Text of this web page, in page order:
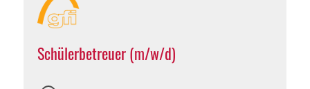
Schülerbetreuer (m/w/d)